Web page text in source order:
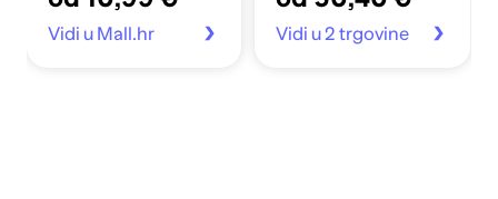
Vidi u Mall.hr Vidi u 2 trgovine